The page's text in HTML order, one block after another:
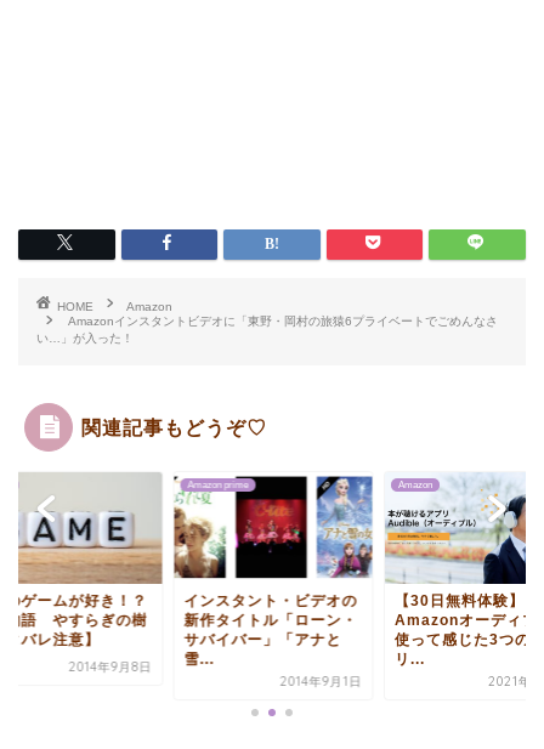
HOME
Amazon
Amazonインスタントビデオに「東野・岡村の旅猿6プライベートでごめんなさ
い…」が入った！
関連記事もどうぞ♡
のゲームが好き！？
物語 やすらぎの樹
タバレ注意】
2014年9月8日
Amazon prime
インスタント・ビデオの
新作タイトル「ローン・
サバイバー」「アナと
雪...
2014年9月1日
Amazon
【30日無料体験】
Amazonオーディブ
使って感じた3つの
リ...
2021年9